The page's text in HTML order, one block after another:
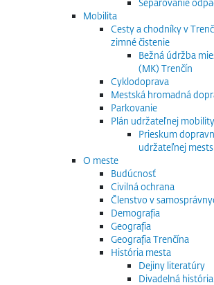
Separovanie
Mobilita
Cesty a chodníky v
zimné čistenie
Bežná údržba
(MK) Trenčín
Cyklodoprava
Mestská hromadná
Parkovanie
Plán udržateľnej
Prieskum
udržateľnej
O meste
Budúcnosť
Civilná ochrana
Členstvo v
Demografia
Geografia
Geografia Trenčína
História mesta
Dejiny literatúry
Divadelná